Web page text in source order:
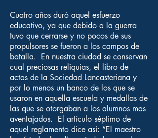
Cuatro años duró aquel esfuerzo
educativo, ya que debido a la guerra
tuvo que cerrarse y no pocos de sus
propulsores se fueron a los campos de
batalla. En nuestra ciudad se conservan
cual preciosas reliquias, el libro de
actas de la Sociedad Lancasteriana y
por lo menos un banco de los que se
usaron en aquella escuela y medallas de
las que se otorgaban a los alumnos mas
aventajados. El artículo séptimo de
aquel reglamento dice así: “El maestro